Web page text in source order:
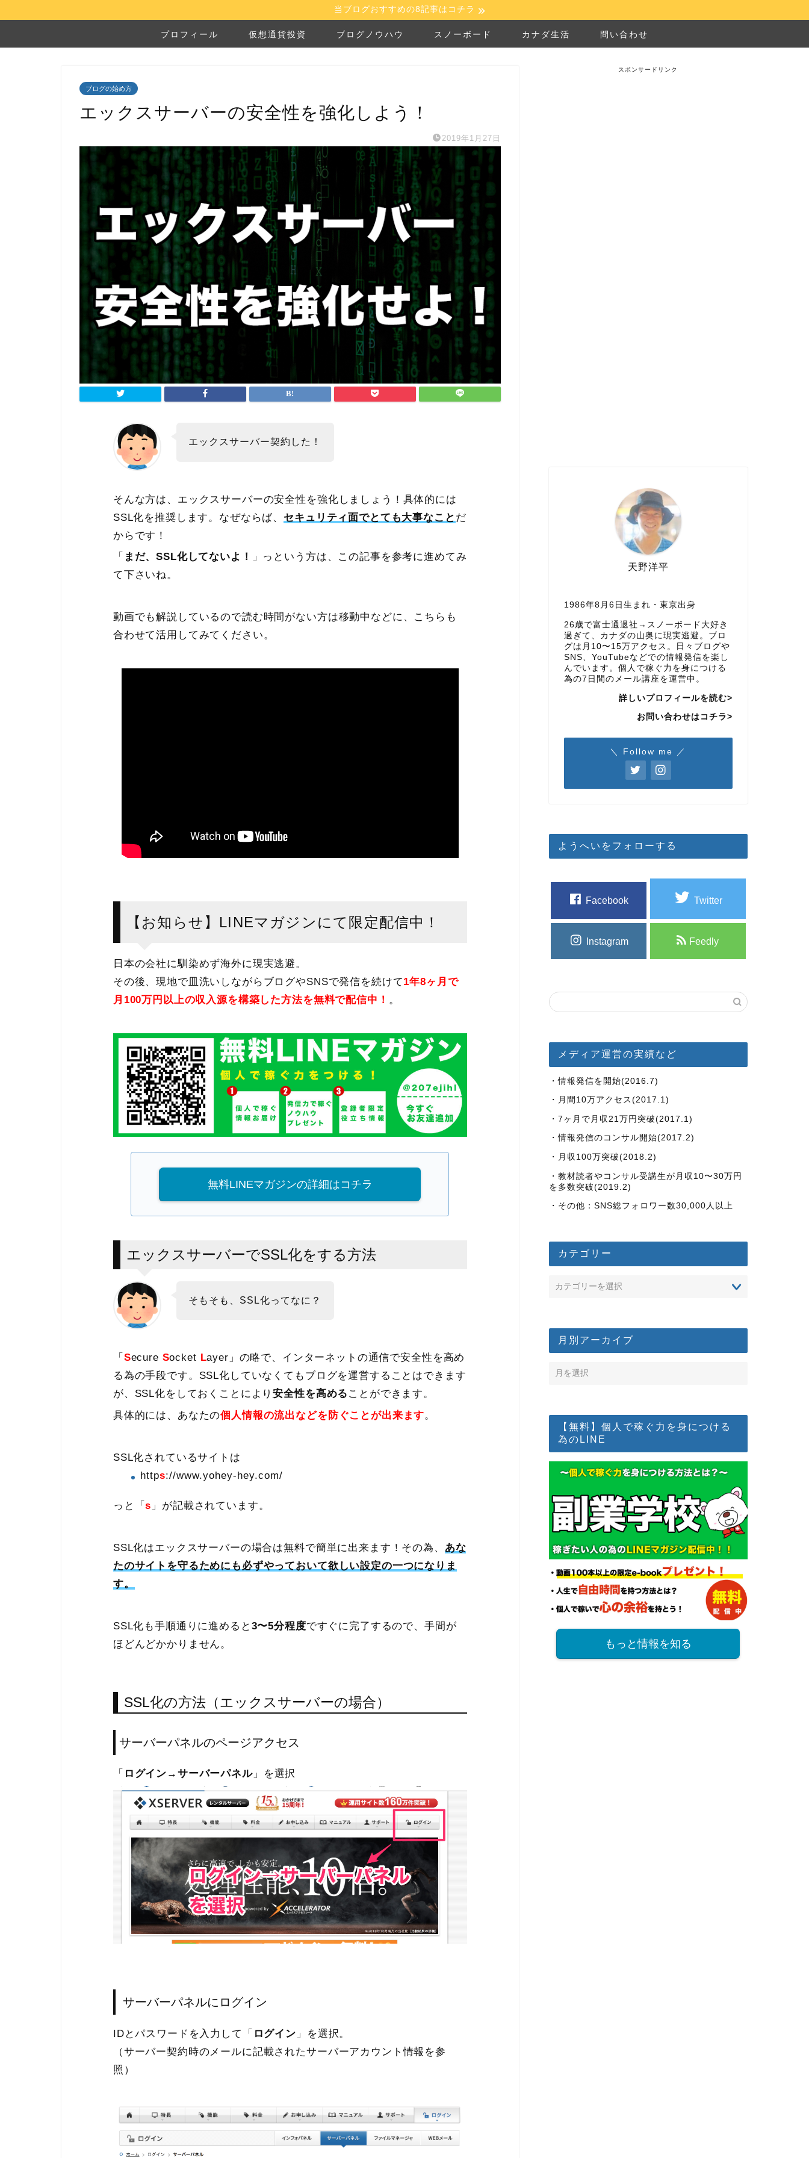
当ブログおすすめの8記事はコチラ
プロフィール 仮想通貨投資 ブログノウハウ スノーボード カナダ生活 問い合わせ
ブログの始め方
エックスサーバーの安全性を強化しよう！
2019年1月27日
エックスサーバー契約した！
そんな方は、エックスサーバーの安全性を強化しましょう！具体的には
SSL化を推奨します。なぜならば、 セキュリティ面でとても大事なこと だ
からです！
「 まだ、SSL化してないよ！
」っという方は、この記事を参考に進めてみ
て下さいね。
動画でも解説しているので読む時間がない方は移動中などに、こちらも
合わせて活用してみてください。
【お知らせ】LINEマガジンにて限定配信中！
日本の会社に馴染めず海外に現実逃避。
その後、現地で皿洗いしながらブログやSNSで発信を続けて1年8ヶ月で
月100万円以上の収入源を構築した方法を無料で配信中！ 。
無料LINEマガジンの詳細はコチラ
エックスサーバーでSSL化をする方法
そもそも、SSL化ってなに？
「 Secure Socket Layer」の略で、インターネットの通信で安全性を高め
る為の手段です。SSL化していなくてもブログを運営することはできます
が、SSL化をしておくことにより安全性を高める ことができます。
具体的には、あなたの個人情報の流出などを防ぐことが出来ます。
SSL化されているサイトは
https://www.yohey-hey.com/
っと「s 」が記載されています。
SSL化はエックスサーバーの場合は無料で簡単に出来ます！その為、 あな
たのサイトを守るためにも必ずやっておいて欲しい設定の一つになりま
す。
SSL化も手順通りに進めると 3〜5分程度ですぐに完了するので、手間が
ほどんどかかりません。
SSL化の方法（エックスサーバーの場合）
サーバーパネルのページアクセス
「 ログイン → サーバーパネル」を選択
サーバーパネルにログイン
IDとパスワードを入力して「 ログイン 」を選択。
（サーバー契約時のメールに記載されたサーバーアカウント情報を参
照）
スポンサードリンク
天野洋平
1986年8月6日生まれ・東京出身
26歳で富士通退社→スノーボード大好き
過ぎて、カナダの山奥に現実逃避。ブロ
グは月10〜15万アクセス。日々ブログや
SNS、YouTubeなどでの情報発信を楽し
んでいます。個人で稼ぐ力を身につける
為の7日間のメール講座を運営中。
詳しいプロフィールを読む>
お問い合わせはコチラ>
＼ Follow me ／
ようへいをフォローする
Facebook Twitter
Instagram Feedly
メディア運営の実績など
・情報発信を開始(2016.7)
・月間10万アクセス(2017.1)
・7ヶ月で月収21万円突破(2017.1)
・情報発信のコンサル開始(2017.2)
・月収100万突破(2018.2)
・教材読者やコンサル受講生が月収10〜30万円
を多数突破(2019.2)
・その他：SNS総フォロワー数30,000人以上
カテゴリー
月別アーカイブ
【無料】個人で稼ぐ力を身につける
為のLINE
もっと情報を知る